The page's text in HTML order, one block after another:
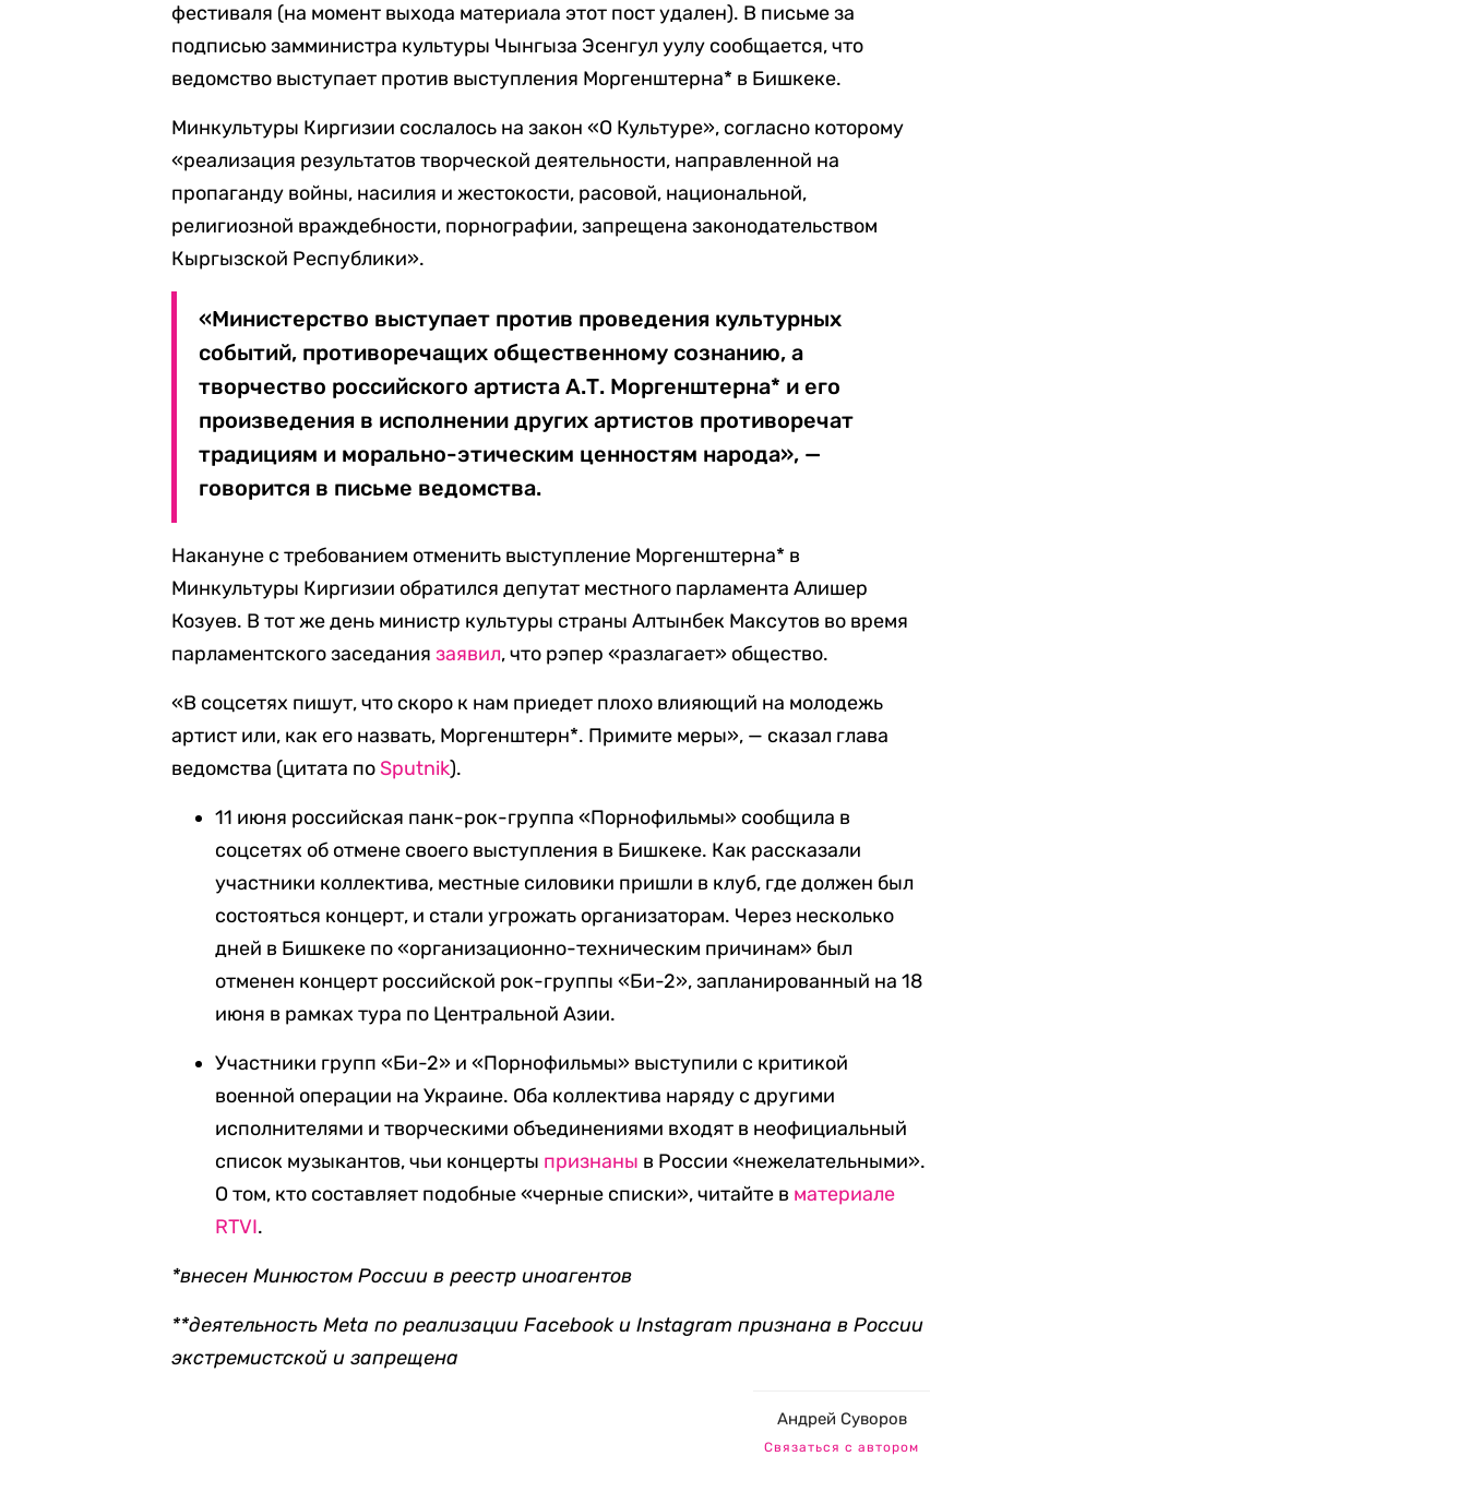
фестиваля (на момент выхода материала этот пост удален). В письме за
подписью замминистра культуры Чынгыза Эсенгул уулу сообщается, что
ведомство выступает против выступления Моргенштерна* в Бишкеке.
Минкультуры Киргизии сослалось на закон «О Культуре», согласно которому
«реализация результатов творческой деятельности, направленной на
пропаганду войны, насилия и жестокости, расовой, национальной,
религиозной враждебности, порнографии, запрещена законодательством
Кыргызской Республики».
«Министерство выступает против проведения культурных
событий, противоречащих общественному сознанию, а
творчество российского артиста А.Т. Моргенштерна* и его
произведения в исполнении других артистов противоречат
традициям и морально-этическим ценностям народа», —
говорится в письме ведомства.
Накануне с требованием отменить выступление Моргенштерна* в
Минкультуры Киргизии обратился депутат местного парламента Алишер
Козуев. В тот же день министр культуры страны Алтынбек Максутов во время
парламентского заседаниязаявил, что рэпер «разлагает» общество.
«В соцсетях пишут, что скоро к нам приедет плохо влияющий на молодежь
артист или, как его назвать, Моргенштерн*. Примите меры», — сказал глава
ведомства (цитата по Sputnik).
11 июня российская панк-рок-группа «Порнофильмы» сообщила в
соцсетях об отмене своего выступления в Бишкеке. Как рассказали
участники коллектива, местные силовики пришли в клуб, где должен был
состояться концерт, и стали угрожать организаторам. Через несколько
дней в Бишкеке по «организационно-техническим причинам» был
отменен концерт российской рок-группы «Би-2», запланированный на 18
июня в рамках тура по Центральной Азии.
Участники групп «Би-2» и «Порнофильмы» выступили с критикой
военной операции на Украине. Оба коллектива наряду с другими
исполнителями и творческими объединениями входят в неофициальный
список музыкантов, чьи концерты признаны в России «нежелательными».
О том, кто составляет подобные «черные списки», читайте в материале
RTVI.
*внесен Минюстом России в реестр иноагентов
**деятельность Meta по реализации Facebook и Instagram признана в России
экстремистской и запрещена
Андрей Суворов
Связаться с автором